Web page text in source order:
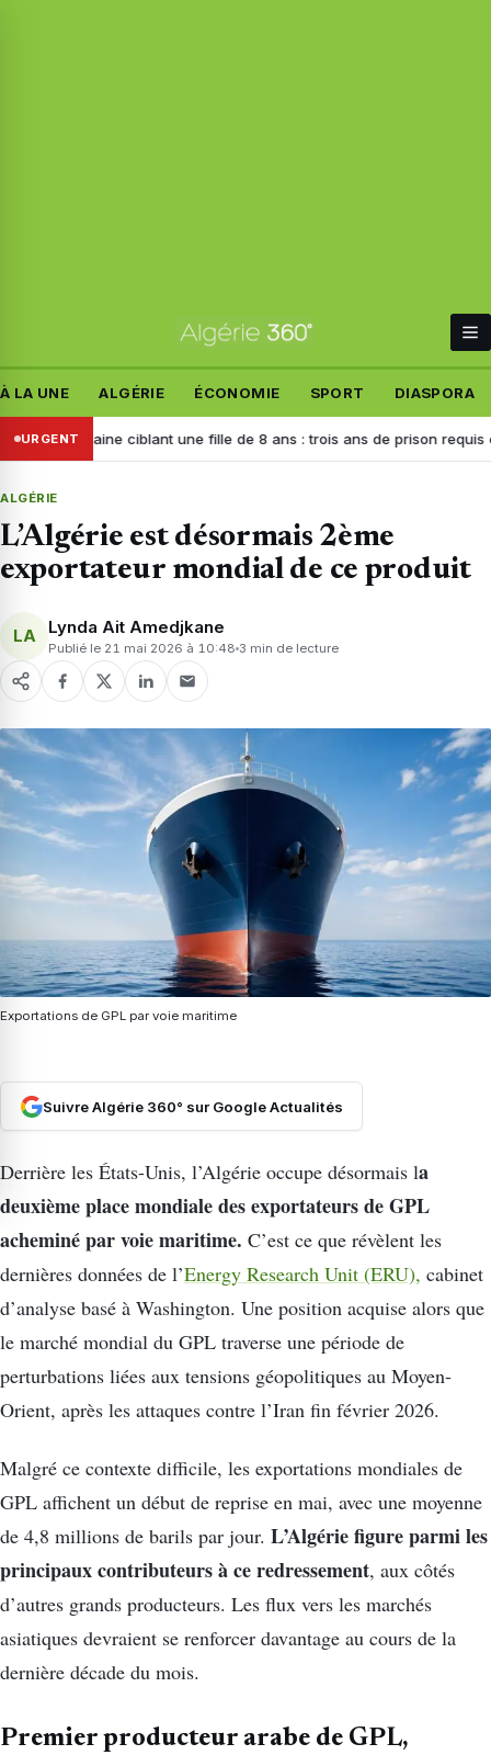
À LA UNE ALGÉRIE ÉCONOMIE SPORT DIASPORA
URGENT
haine ciblant une fille de 8 ans : trois ans de prison requis contre
ALGÉRIE
L’Algérie est désormais 2ème
exportateur mondial de ce produit
LA Lynda Ait Amedjkane
Publié le 21 mai 2026 à 10:48 3 min de lecture
Exportations de GPL par voie maritime
Suivre Algérie 360° sur Google Actualités
Derrière les États-Unis, l’Algérie occupe désormais la
deuxième place mondiale des exportateurs de GPL
acheminé par voie maritime. C’est ce que révèlent les
dernières données de l’Energy Research Unit (ERU), cabinet
d’analyse basé à Washington. Une position acquise alors que
le marché mondial du GPL traverse une période de
perturbations liées aux tensions géopolitiques au Moyen-
Orient, après les attaques contre l’Iran fin février 2026.
Malgré ce contexte difficile, les exportations mondiales de
GPL affichent un début de reprise en mai, avec une moyenne
de 4,8 millions de barils par jour. L’Algérie figure parmi les
principaux contributeurs à ce redressement, aux côtés
d’autres grands producteurs. Les flux vers les marchés
asiatiques devraient se renforcer davantage au cours de la
dernière décade du mois.
Premier producteur arabe de GPL,